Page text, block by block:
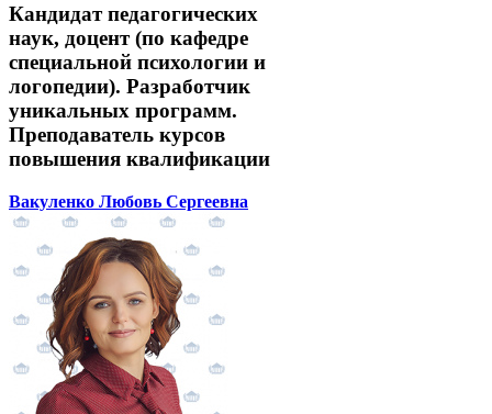
Кандидат педагогических
наук, доцент (по кафедре
специальной психологии и
логопедии). Разработчик
уникальных программ.
Преподаватель курсов
повышения квалификации
Вакуленко Любовь Сергеевна